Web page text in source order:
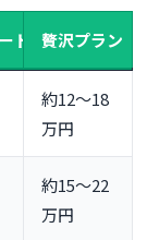
術
を安くする
する
なす
う
っていけばい
ド 贅沢プラン
約12〜18
万円
約15〜22
万円